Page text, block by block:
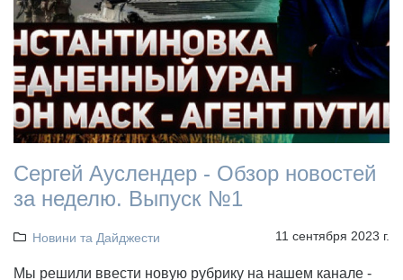
Сергей Ауслендер - Обзор новостей
за неделю. Выпуск №1
Новини та Дайджести 11 сентября 2023 г.
Мы решили ввести новую рубрику на нашем канале -